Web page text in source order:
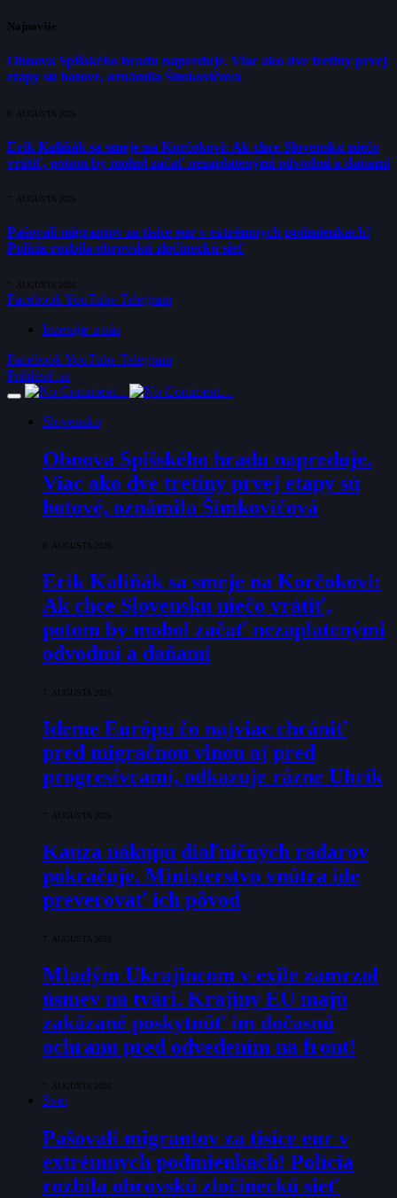
Najnovšie
Obnova Spišského hradu napreduje. Viac ako dve tretiny prvej
etapy sú hotové, oznámila Šimkovičová
8. AUGUSTA 2026
Erik Kaliňák sa smeje na Korčokovi: Ak chce Slovensku niečo
vrátiť, potom by mohol začať nezaplatenými odvodmi a daňami
7. AUGUSTA 2026
Pašovali migrantov za tisíce eur v extrémnych podmienkach!
Polícia rozbila obrovskú zločineckú sieť
7. AUGUSTA 2026
FacebookYouTube Telegram
Inzerujte u nás
FacebookYouTube Telegram
Prihlásiť sa
Slovensko
Obnova Spišského hradu napreduje.
Viac ako dve tretiny prvej etapy sú
hotové, oznámila Šimkovičová
8. AUGUSTA 2026
Erik Kaliňák sa smeje na Korčokovi:
Ak chce Slovensku niečo vrátiť,
potom by mohol začať nezaplatenými
odvodmi a daňami
7. AUGUSTA 2026
Ideme Európu čo najviac chrániť
pred migračnou vlnou aj pred
progresívcami, odkazuje rázne Uhrík
7. AUGUSTA 2026
Kauza nákupu diaľničných radarov
pokračuje. Ministerstvo vnútra ide
preverovať ich pôvod
7. AUGUSTA 2026
Mladým Ukrajincom v exile zamrzol
úsmev na tvári. Krajiny EÚ majú
zakázané poskytnúť im dočasnú
ochranu pred odvedením na front!
7. AUGUSTA 2026
Svet
Pašovali migrantov za tisíce eur v
extrémnych podmienkach! Polícia
rozbila obrovskú zločineckú sieť